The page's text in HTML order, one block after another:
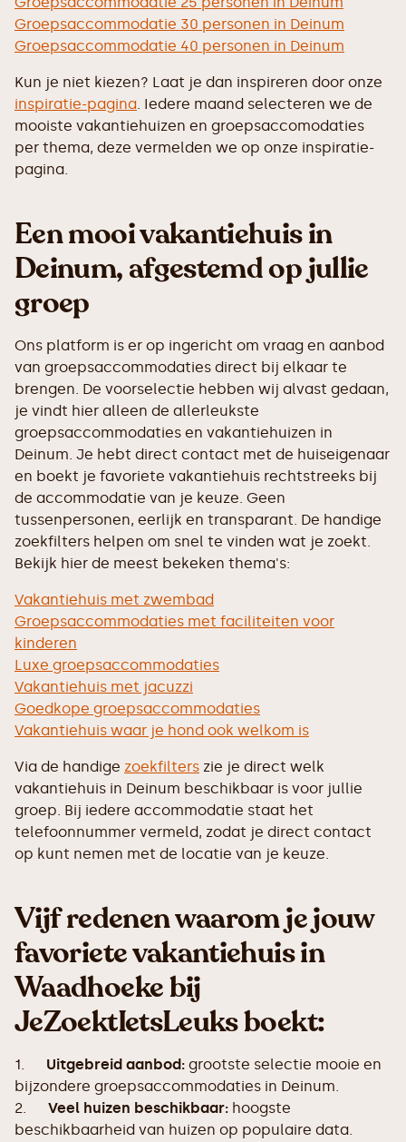
Groepsaccommodatie 30 personen in Deinum
Groepsaccommodatie 40 personen in Deinum
Kun je niet kiezen? Laat je dan inspireren door onze
inspiratie-pagina. Iedere maand selecteren we de
mooiste vakantiehuizen en groepsaccomodaties
per thema, deze vermelden we op onze inspiratie-
pagina.
Een mooi vakantiehuis in
Deinum, afgestemd op jullie
groep
Ons platform is er op ingericht om vraag en aanbod
van groepsaccommodaties direct bij elkaar te
brengen. De voorselectie hebben wij alvast gedaan,
je vindt hier alleen de allerleukste
groepsaccommodaties en vakantiehuizen in
Deinum. Je hebt direct contact met de huiseigenaar
en boekt je favoriete vakantiehuis rechtstreeks bij
de accommodatie van je keuze. Geen
tussenpersonen, eerlijk en transparant. De handige
zoekfilters helpen om snel te vinden wat je zoekt.
Bekijk hier de meest bekeken thema's:
Vakantiehuis met zwembad
Groepsaccommodaties met faciliteiten voor
kinderen
Luxe groepsaccommodaties
Vakantiehuis met jacuzzi
Goedkope groepsaccommodaties
Vakantiehuis waar je hond ook welkom is
Via de handige zoekfilters zie je direct welk
vakantiehuis in Deinum beschikbaar is voor jullie
groep. Bij iedere accommodatie staat het
telefoonnummer vermeld, zodat je direct contact
op kunt nemen met de locatie van je keuze.
Vijf redenen waarom je jouw
favoriete vakantiehuis in
Waadhoeke bij
JeZoektIetsLeuks boekt:
1. Uitgebreid aanbod: grootste selectie mooie en
bijzondere groepsaccommodaties in Deinum.
2. Veel huizen beschikbaar: hoogste
beschikbaarheid van huizen op populaire data.